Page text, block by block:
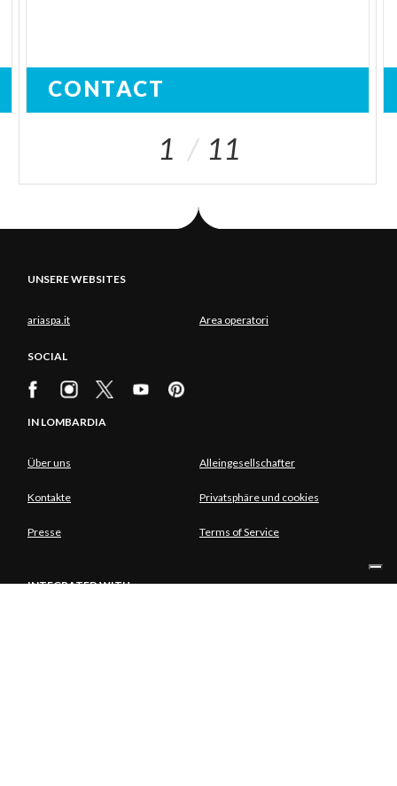
CONTACT
1 11
UNSERE WEBSITES
ariaspa.it Area operatori
SOCIAL
IN LOMBARDIA
Über uns Alleingesellschafter
Kontakte Privatsphäre und cookies
Presse Terms of Service
INTEGRATED WITH